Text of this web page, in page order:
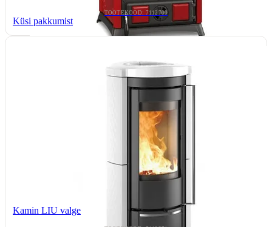
TOOTEKOOD: 7112700
Küsi pakkumist
Kamin LIU valge